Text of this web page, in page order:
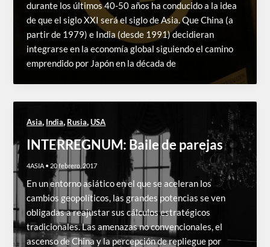
durante los últimos 40-50 años ha conducido a la idea
de que el siglo XXI será el siglo de Asia. Que China (a
partir de 1979) e India (desde 1991) decidieran
integrarse en la economía global siguiendo el camino
emprendido por Japón en la década de
Asia, India, Rusia,USA
INTERREGNUM: Baile de parejas
4ASIA • 20 febrero, 2017
En un entorno asiático en el que se aceleran los
cambios geopolíticos, las grandes potencias se ven
obligadas a reajustar sus cálculos estratégicos
tradicionales. Las amenazas no convencionales, el
ascenso de China y la percepción de repliegue por